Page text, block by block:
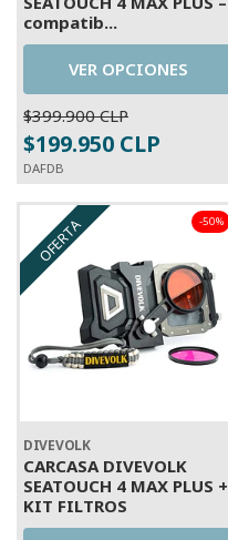
compatib...
VER OPCIONES
$399.900 CLP
$199.950 CLP
DAFDB
OFERTA -50%
DIVEVOLK
CARCASA DIVEVOLK
SEATOUCH 4 MAX PLUS +
KIT FILTROS